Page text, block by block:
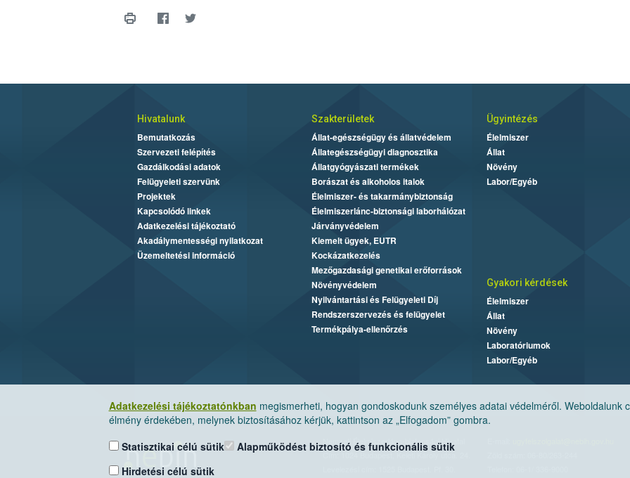
Adatkezelési tájékoztatónkban megismerheti, hogyan gondoskodunk személyes adatai védelméről. Weboldalunk
élmény érdekében, melynek biztosításához kérjük, kattintson az „Elfogadom” gombra.
Statisztikai célú sütik
Hirdetési célú sütik
Alapműködést biztosító és funkcionális sütik
Hivatalunk
Bemutatkozás
Szervezeti felépítés
Gazdálkodási adatok
Felügyeleti szervünk
Projektek
Kapcsolódó linkek
Adatkezelési tájékoztató
Akadálymentességi nyilatkozat
Üzemeltetési információ
Szakterületek
Állat-egészségügy és állatvédelem
Állategészségügyi diagnosztika
Állatgyógyászati termékek
Borászat és alkoholos italok
Élelmiszer- és takarmánybiztonság
Élelmiszerlánc-biztonsági laborhálózat
Járványvédelem
Kiemelt ügyek, EUTR
Kockázatkezelés
Mezőgazdasági genetikai erőforrások
Növényvédelem
Nyilvántartási és Felügyeleti Díj
Rendszerszervezés és felügyelet
Termékpálya-ellenőrzés
Ügyintézés
Élelmiszer
Állat
Növény
Labor/Egyéb
Gyakori kérdések
Élelmiszer
Állat
Növény
Laboratóriumok
Labor/Egyéb
Nemzeti Élelmiszerlánc-biztonsági Hivatal